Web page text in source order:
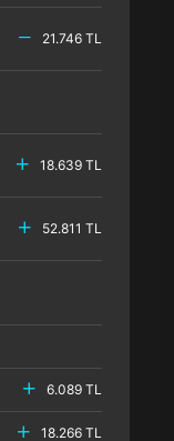
21.746 TL
18.639 TL
52.811 TL
6.089 TL
18.266 TL